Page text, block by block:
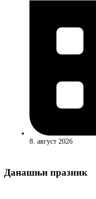
8. август 2026
Данашњи празник